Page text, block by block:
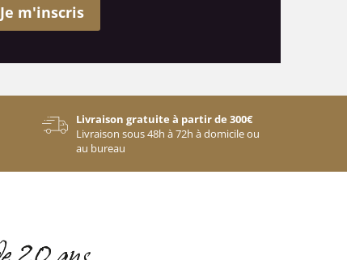
Je m'inscris
Livraison gratuite à partir de 300€
Livraison sous 48h à 72h à domicile ou
au bureau